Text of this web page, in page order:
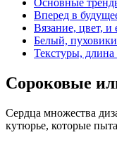
Вперед в
Вязание, цвет, и
Белый,
Текстуры,
Сороковые
Сердца множества
кутюрье, которые